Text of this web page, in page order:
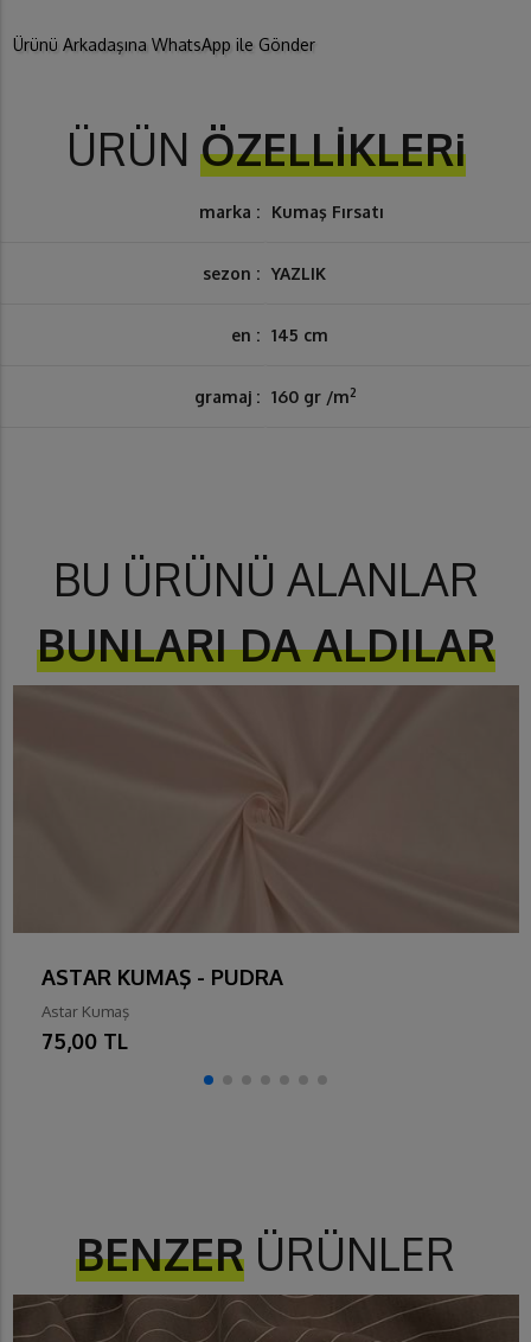
Ürünü Arkadaşına WhatsApp ile Gönder
ÜRÜN ÖZELLİKLERi
marka : Kumaş Fırsatı
sezon : YAZLIK
en : 145 cm
gramaj : 160 gr /m2
BU ÜRÜNÜ ALANLAR
BUNLARI DA ALDILAR
ASTAR KUMAŞ - PUDRA
Astar Kumaş
75,00 TL
BENZER ÜRÜNLER